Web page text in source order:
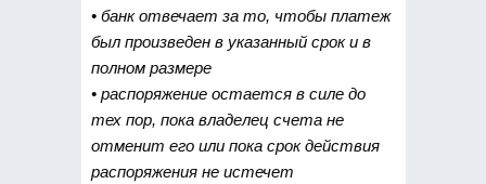
• банк отвечает за то, чтобы платеж
был произведен в указанный срок и в
полном размере
• распоряжение остается в силе до
тех пор, пока владелец счета не
отменит его или пока срок действия
распоряжения не истечет